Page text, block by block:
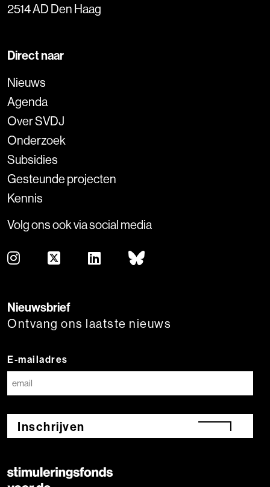
2514 AD Den Haag
Direct naar
Nieuws
Agenda
Over SVDJ
Onderzoek
Subsidies
Gesteunde projecten
Kennis
Volg ons ook via social media
Nieuwsbrief
Ontvang ons laatste nieuws
E-mailadres
Inschrijven